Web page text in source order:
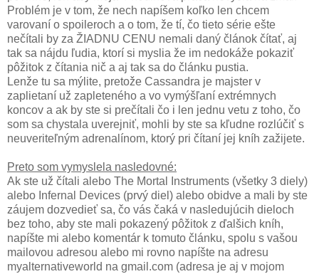
Problém je v tom, že nech napíšem koľko len chcem
varovaní o spoileroch a o tom, že tí, čo tieto série ešte
nečítali by za ŽIADNU CENU nemali daný článok čítať, aj
tak sa nájdu ľudia, ktorí si myslia že im nedokáže pokaziť
pôžitok z čítania nič a aj tak sa do článku pustia.
Lenže tu sa mýlite, pretože Cassandra je majster v
zaplietaní už zapleteného a vo vymýšľaní extrémnych
koncov a ak by ste si prečítali čo i len jednu vetu z toho, čo
som sa chystala uverejniť, mohli by ste sa kľudne rozlúčiť s
neuveriteľným adrenalínom, ktorý pri čítaní jej kníh zažijete.
Preto som vymyslela nasledovné:
Ak ste už čítali alebo The Mortal Instruments (všetky 3 diely)
alebo Infernal Devices (prvý diel) alebo obidve a mali by ste
záujem dozvedieť sa, čo vás čaká v nasledujúcih dieloch
bez toho, aby ste mali pokazený pôžitok z ďalšich kníh,
napíšte mi alebo komentár k tomuto článku, spolu s vašou
mailovou adresou alebo mi rovno napíšte na adresu
myalternativeworld na gmail.com (adresa je aj v mojom